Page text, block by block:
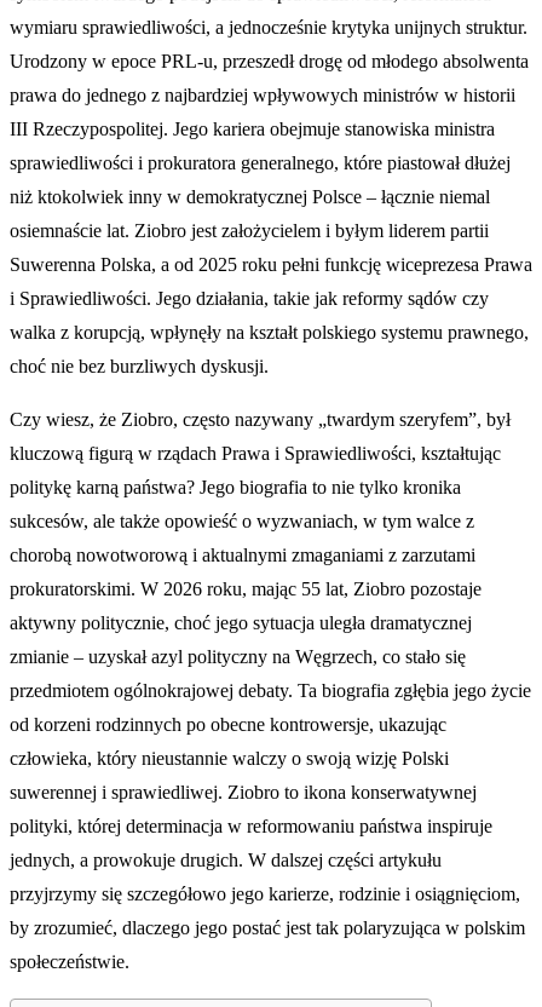
wymiaru sprawiedliwości, a jednocześnie krytyka unijnych struktur.
Urodzony w epoce PRL-u, przeszedł drogę od młodego absolwenta
prawa do jednego z najbardziej wpływowych ministrów w historii
III Rzeczypospolitej. Jego kariera obejmuje stanowiska ministra
sprawiedliwości i prokuratora generalnego, które piastował dłużej
niż ktokolwiek inny w demokratycznej Polsce – łącznie niemal
osiemnaście lat. Ziobro jest założycielem i byłym liderem partii
Suwerenna Polska, a od 2025 roku pełni funkcję wiceprezesa Prawa
i Sprawiedliwości. Jego działania, takie jak reformy sądów czy
walka z korupcją, wpłynęły na kształt polskiego systemu prawnego,
choć nie bez burzliwych dyskusji.
Czy wiesz, że Ziobro, często nazywany „twardym szeryfem”, był
kluczową figurą w rządach Prawa i Sprawiedliwości, kształtując
politykę karną państwa? Jego biografia to nie tylko kronika
sukcesów, ale także opowieść o wyzwaniach, w tym walce z
chorobą nowotworową i aktualnymi zmaganiami z zarzutami
prokuratorskimi. W 2026 roku, mając 55 lat, Ziobro pozostaje
aktywny politycznie, choć jego sytuacja uległa dramatycznej
zmianie – uzyskał azyl polityczny na Węgrzech, co stało się
przedmiotem ogólnokrajowej debaty. Ta biografia zgłębia jego życie
od korzeni rodzinnych po obecne kontrowersje, ukazując
człowieka, który nieustannie walczy o swoją wizję Polski
suwerennej i sprawiedliwej. Ziobro to ikona konserwatywnej
polityki, której determinacja w reformowaniu państwa inspiruje
jednych, a prowokuje drugich. W dalszej części artykułu
przyjrzymy się szczegółowo jego karierze, rodzinie i osiągnięciom,
by zrozumieć, dlaczego jego postać jest tak polaryzująca w polskim
społeczeństwie.